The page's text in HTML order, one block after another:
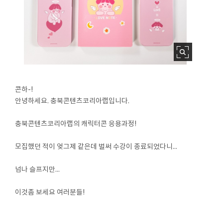
콘하-!
안녕하세요. 충북콘텐츠코리아랩입니다.
충북콘텐츠코리아랩의 캐릭터콘 응용과정!
모집했던 적이 엊그제 같은데 벌써 수강이 종료되었다니...
넘나 슬프지만...
이것좀 보세요 여러분들!